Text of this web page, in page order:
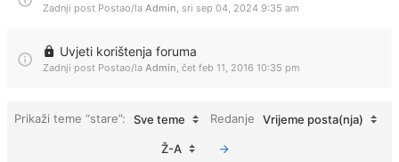
Zadnji post Postao/la Admin, sri sep 04, 2024 9:35 am
Uvjeti korištenja foruma
Zadnji post Postao/la Admin, čet feb 11, 2016 10:35 pm
Prikaži teme “stare”: Sve teme Redanje Vrijeme posta(nja)
Ž-A